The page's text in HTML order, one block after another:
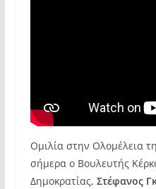
Ομιλία στην Ολομέλεια
σήμερα ο Βουλευτής
Δημοκρατίας, Στέφανος